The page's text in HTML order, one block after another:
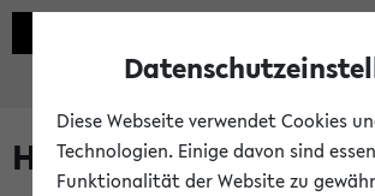
Hilfe & Kontakt
Diese Webseite verwendet Cookies
Technologien. Einige davon sind
Funktionalität der Website zu